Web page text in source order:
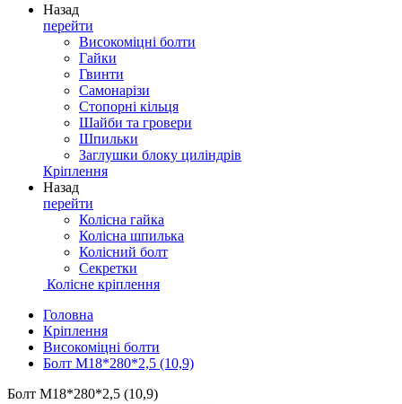
Назад
перейти
Високоміцні болти
Гайки
Гвинти
Самонарізи
Стопорні кільця
Шайби та гровери
Шпильки
Заглушки блоку циліндрів
Кріплення
Назад
перейти
Колісна гайка
Колісна шпилька
Колісний болт
Секретки
Колісне кріплення
Головна
Кріплення
Високоміцні болти
Болт М18*280*2,5 (10,9)
Болт М18*280*2,5 (10,9)